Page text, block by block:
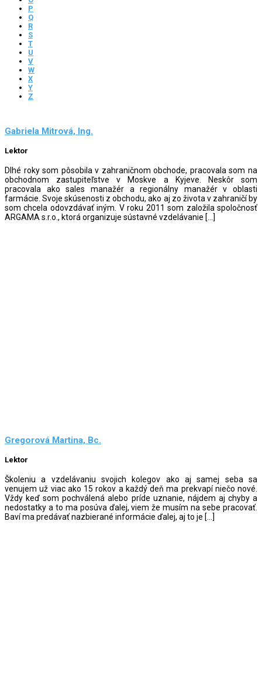
P
Q
R
S
T
U
V
W
X
Y
Z
Gabriela Mitrová, Ing.
Lektor
Dlhé roky som pôsobila v zahraničnom obchode, pracovala som na
obchodnom zastupiteľstve v Moskve a Kyjeve. Neskôr som
pracovala ako sales manažér a regionálny manažér v oblasti
farmácie. Svoje skúsenosti z obchodu, ako aj zo života v zahraničí by
som chcela odovzdávať iným. V roku 2011 som založila spoločnosť
ARGAMA s.r.o., ktorá organizuje sústavné vzdelávanie […]
Gregorová Martina, Bc.
Lektor
Školeniu a vzdelávaniu svojich kolegov ako aj samej seba sa
venujem už viac ako 15 rokov a každý deň ma prekvapí niečo nové.
Vždy keď som pochválená alebo príde uznanie, nájdem aj chyby a
nedostatky a to ma posúva ďalej, viem že musím na sebe pracovať.
Baví ma predávať nazbierané informácie ďalej, aj to je […]